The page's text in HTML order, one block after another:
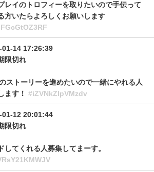
レイのトロフィーを取りたいので手伝って
方いたらよろしくお願いします
01-14 17:26:39
限切れ
ストーリーを進めたいので一緒にやれる人
ます！ #iZVNkZlpVMzdv
01-12 20:01:44
限切れ
してくれる人募集してまーす。